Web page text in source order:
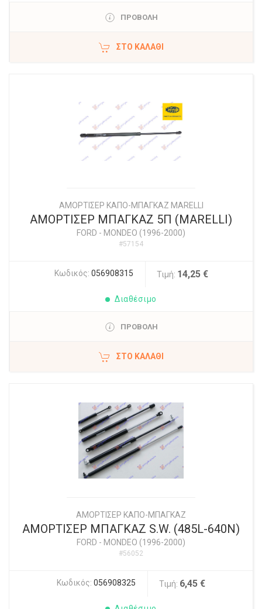
ΠΡΟΒΟΛΗ
ΣΤΟ ΚΑΛΆΘΙ
ΑΜΟΡΤΙΣΕΡ ΚΑΠΟ-ΜΠΑΓΚΑΖ MARELLI
ΑΜΟΡΤΙΣΕΡ ΜΠΑΓΚΑΖ 5Π (MARELLI)
FORD - MONDEO (1996-2000)
#57154
Κωδικός: 056908315 Τιμή: 14,25 €
Διαθέσιμο
ΠΡΟΒΟΛΗ
ΣΤΟ ΚΑΛΆΘΙ
ΑΜΟΡΤΙΣΕΡ ΚΑΠΟ-ΜΠΑΓΚΑΖ
ΑΜΟΡΤΙΣΕΡ ΜΠΑΓΚΑΖ S.W. (485L-640N)
FORD - MONDEO (1996-2000)
#56052
Κωδικός: 056908325 Τιμή: 6,45 €